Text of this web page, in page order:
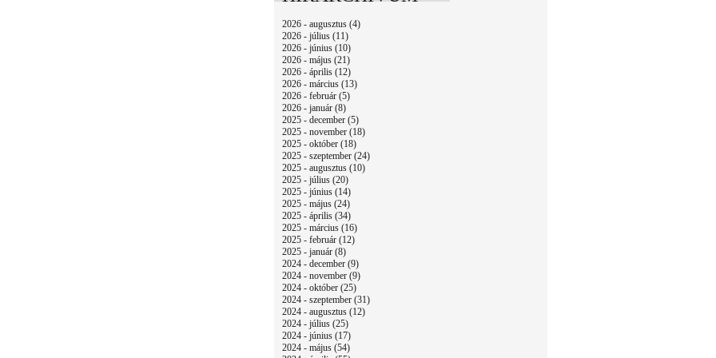
2026 - augusztus (4)
2026 - július (11)
2026 - június (10)
2026 - május (21)
2026 - április (12)
2026 - március (13)
2026 - február (5)
2026 - január (8)
2025 - december (5)
2025 - november (18)
2025 - október (18)
2025 - szeptember (24)
2025 - augusztus (10)
2025 - július (20)
2025 - június (14)
2025 - május (24)
2025 - április (34)
2025 - március (16)
2025 - február (12)
2025 - január (8)
2024 - december (9)
2024 - november (9)
2024 - október (25)
2024 - szeptember (31)
2024 - augusztus (12)
2024 - július (25)
2024 - június (17)
2024 - május (54)